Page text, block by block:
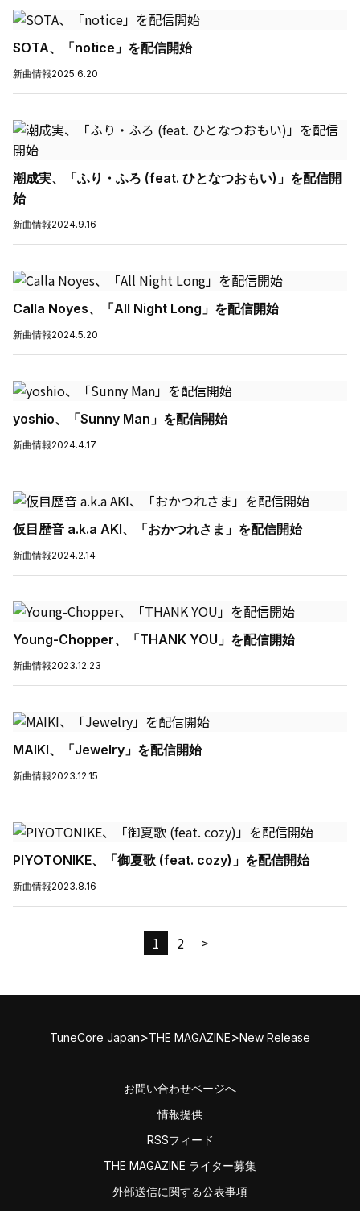
SOTA、「notice」を配信開始
新曲情報2025.6.20
潮成実、「ふり・ふろ (feat. ひとなつおもい)」を配信開
始
新曲情報2024.9.16
Calla Noyes、「All Night Long」を配信開始
新曲情報2024.5.20
yoshio、「Sunny Man」を配信開始
新曲情報2024.4.17
仮目歴音 a.k.a AKI、「おかつれさま」を配信開始
新曲情報2024.2.14
Young-Chopper、「THANK YOU」を配信開始
新曲情報2023.12.23
MAIKI、「Jewelry」を配信開始
新曲情報2023.12.15
PIYOTONIKE、「御夏歌 (feat. cozy)」を配信開始
新曲情報2023.8.16
1 2 >
TuneCore Japan>THE MAGAZINE>New Release
お問い合わせページへ
情報提供
RSSフィード
THE MAGAZINE ライター募集
外部送信に関する公表事項